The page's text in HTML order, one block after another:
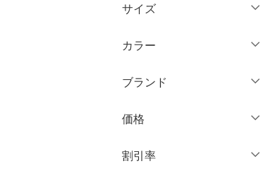
ジャケット・アウター
パンツ
ワンピース・ドレス
スカート
オールインワン・オーバ
ーオール
サイズ
M
XL
カラー
ブランド
価格
割引率